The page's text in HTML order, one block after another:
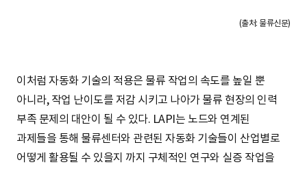
(출처: 물류신문)
이처럼 자동화 기술의 적용은 물류 작업의 속도를 높일 뿐
아니라, 작업 난이도를 저감 시키고 나아가 물류 현장의 인력
부족 문제의 대안이 될 수 있다. LAPI는 노드와 연계된
과제들을 통해 물류센터와 관련된 자동화 기술들이 산업별로
어떻게 활용될 수 있을지 까지 구체적인 연구와 실증 작업을